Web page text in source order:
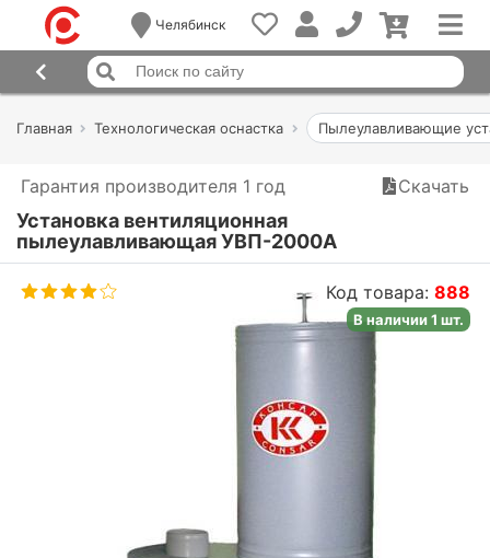
Челябинск
Главная Технологическая оснастка Пылеулавливающие
Гарантия производителя 1 год Скачать
Установка вентиляционная
пылеулавливающая УВП-2000А
Код товара:888
В наличии 1 шт.